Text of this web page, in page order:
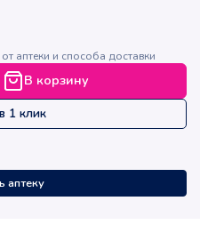
аптеки и способа доставки
В корзину
1 клик
аптеку